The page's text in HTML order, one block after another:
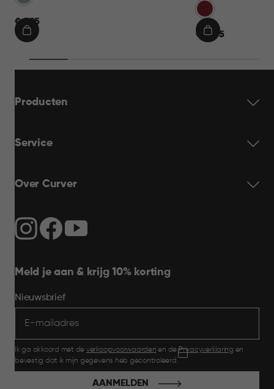
€
9,95
€ 9,95
IN
Rood
€€ 19,95
IN
Producten
Service
Over Curver
Meld je aan & krijg 10% korting
Nieuwsbrief
Ik ga akkoord met de verkoopvoorwaarden en dePrivacyverklaring en
bevestig dat ik mijn gegevens heb gecontroleerd.
AANMELDEN